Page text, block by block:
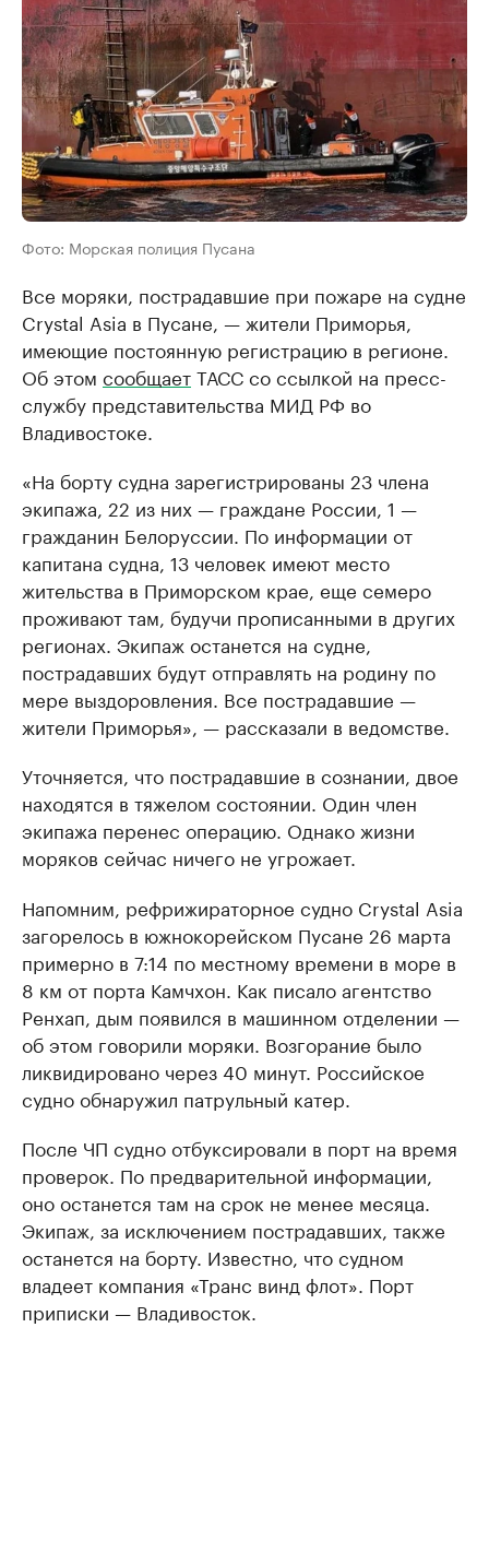
Фото: Морская полиция Пусана
Все моряки, пострадавшие при пожаре на судне
Crystal Asia в Пусане, — жители Приморья,
имеющие постоянную регистрацию в регионе.
Об этом сообщаетТАСС со ссылкой на пресс-
службу представительства МИД РФ во
Владивостоке.
«На борту судна зарегистрированы 23 члена
экипажа, 22 из них — граждане России, 1 —
гражданин Белоруссии. По информации от
капитана судна, 13 человек имеют место
жительства в Приморском крае, еще семеро
проживают там, будучи прописанными в других
регионах. Экипаж останется на судне,
пострадавших будут отправлять на родину по
мере выздоровления. Все пострадавшие —
жители Приморья», — рассказали в ведомстве.
Уточняется, что пострадавшие в сознании, двое
находятся в тяжелом состоянии. Один член
экипажа перенес операцию. Однако жизни
моряков сейчас ничего не угрожает.
Напомним, рефрижираторное судно Crystal Asia
загорелось в южнокорейском Пусане 26 марта
примерно в 7:14 по местному времени в море в
8 км от порта Камчхон. Как писало агентство
Ренхап, дым появился в машинном отделении —
об этом говорили моряки. Возгорание было
ликвидировано через 40 минут. Российское
судно обнаружил патрульный катер.
После ЧП судно отбуксировали в порт на время
проверок. По предварительной информации,
оно останется там на срок не менее месяца.
Экипаж, за исключением пострадавших, также
останется на борту. Известно, что судном
владеет компания «Транс винд флот». Порт
приписки — Владивосток.